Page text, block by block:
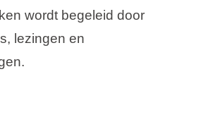
wordt begeleid door
lezingen en